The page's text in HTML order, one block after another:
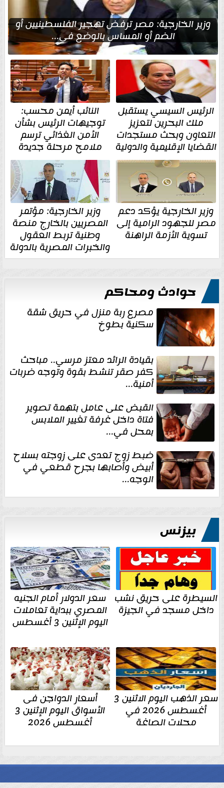
وزير الخارجية: مصر ترفض تهجير الفلسطينيين أو
الضم أو المساس بالوضع في...
الرئيس السيسي يستقبل
ملك البحرين لتعزيز
التعاون وبحث مستجدات
القضايا الإقليمية والدولية
النائب أيمن محسب:
توجيهات الرئيس بشأن
الأمن الغذائي ترسم
ملامح مرحلة جديدة
وزير الخارجية يؤكد دعم
مصر للجهود الرامية إلى
تسوية الأزمة الراهنة
وزير الخارجية: مؤتمر
المصريين بالخارج منصة
وطنية تربط العقول
والخبرات المصرية بالدولة
حوادث ومحاكم
مصرع ربة منزل في حريق شقة
سكنية بطوخ
بقيادة الرائد معتز مرسي.. مباحث
كفر صقر تنشط بقوة وتوجه ضربات
أمنية...
القبض على عامل بتهمة تصوير
فتاة داخل غرفة تغيير الملابس
بمحل في...
ضبط زوج تعدى على زوجته بسلاح
أبيض وأصابها بجرح قطعي في
الوجه...
بيزنس
السيطرة على حريق نشب
داخل مسجد في الجيزة
سعر الدولار أمام الجنيه
المصري ببداية تعاملات
اليوم الإثنين 3 أغسطس
سعر الذهب اليوم الاثنين 3
أغسطس 2026 في
محلات الصاغة
أسعار الدواجن فى
الأسواق اليوم الإثنين 3
أغسطس 2026